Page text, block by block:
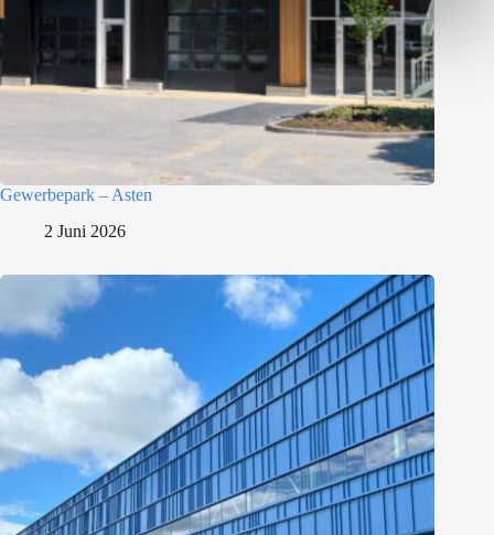
Gewerbepark – Asten
2 Juni 2026